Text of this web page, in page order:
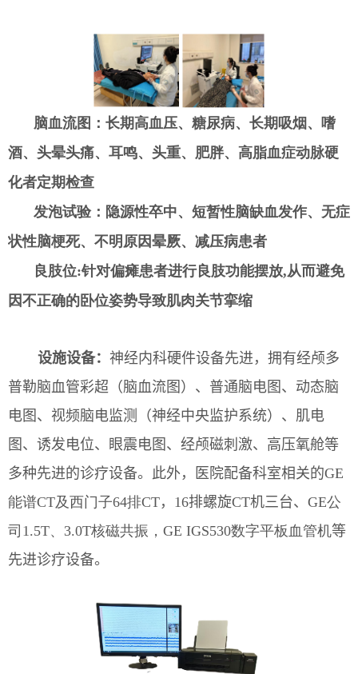
脑血流图：长期高血压、糖尿病、 长期吸烟、嗜
酒、头晕头痛、耳鸣、头重、肥胖、高脂血症动脉硬
化者定期检查
发泡试验：隐源性卒中、短暂性脑缺血发作、无症
状性脑梗死、不明原因晕厥、减压病患者
良肢位:针对偏瘫患者进行良肢功能摆放,从而避免
因不正确的卧位姿势导致肌肉关节挛缩
设施设备： 神经内科硬件设备先进，拥有经颅多
普勒脑血管彩超（脑血流图）、普通脑电图、动态脑
电图 、 视频脑电监测（神经中央监护系统） 、肌电
图、诱发电位、眼震电图、经颅磁刺激、高压氧舱等
多种先进的诊疗设备。 此外，医院配备科室相关的GE
能谱CT及西门子64排CT， 16排螺旋CT机三台、 GE公
司 1.5T、3.0T核磁共振， GE IGS530数字平板血管机等
先进诊疗设备。